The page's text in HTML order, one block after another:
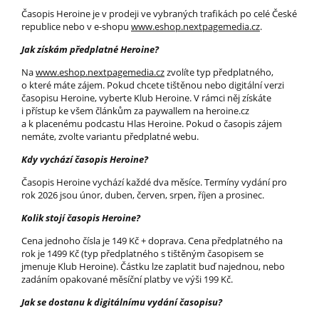
Časopis Heroine je v prodeji ve vybraných trafikách po celé České
republice nebo v e-shopu www.eshop.nextpagemedia.cz.
Jak získám předplatné Heroine?
Nawww.eshop.nextpagemedia.czzvolíte typ předplatného,
o které máte zájem. Pokud chcete tištěnou nebo digitální verzi
časopisu Heroine, vyberte Klub Heroine. V rámci něj získáte
i přístup ke všem článkům za paywallem na heroine.cz
a k placenému podcastu Hlas Heroine. Pokud o časopis zájem
nemáte, zvolte variantu předplatné webu.
Kdy vychází časopis Heroine?
Časopis Heroine vychází každé dva měsíce. Termíny vydání pro
rok 2026 jsou únor, duben, červen, srpen, říjen a prosinec.
Kolik stojí časopis Heroine?
Cena jednoho čísla je 149 Kč + doprava. Cena předplatného na
rok je 1499 Kč (typ předplatného s tištěným časopisem se
jmenuje Klub Heroine). Částku lze zaplatit buď najednou, nebo
zadáním opakované měsíční platby ve výši 199 Kč.
Jak se dostanu k digitálnímu vydání časopisu?